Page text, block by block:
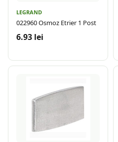
LEGRAND
022960 Osmoz Etrier 1 Post
6.93 lei